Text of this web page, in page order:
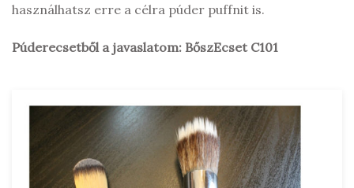
használhatsz erre a célra púder puffnit is.
Púderecsetből a javaslatom: BőszEcset C101